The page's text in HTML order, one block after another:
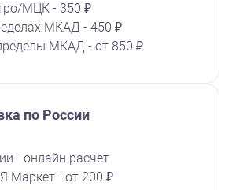
так!
краска NORIS
25 мл
1100
МЦК - 350 ₽
МКАД - 450 ₽
МКАД - от 850 ₽
по России
- онлайн расчет
- от 200 ₽